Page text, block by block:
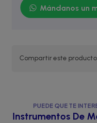
Mándanos un
Compartir este producto
PUEDE QUE TE
Instrumentos De